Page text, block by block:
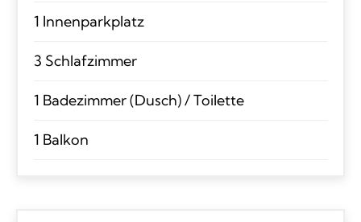
1 Innenparkplatz
3 Schlafzimmer
1 Badezimmer (Dusch) / Toilette
1 Balkon